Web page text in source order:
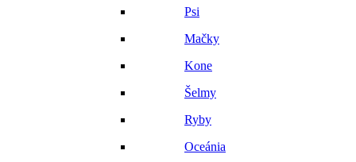
Psi
Mačky
Kone
Šelmy
Ryby
Oceánia